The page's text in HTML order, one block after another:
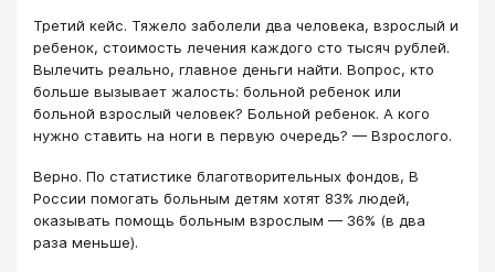
Третий кейс. Тяжело заболели два человека, взрослый и
ребенок, стоимость лечения каждого сто тысяч рублей.
Вылечить реально, главное деньги найти. Вопрос, кто
больше вызывает жалость: больной ребенок или
больной взрослый человек? Больной ребенок. А кого
нужно ставить на ноги в первую очередь? — Взрослого.
Верно. По статистике благотворительных фондов, В
России помогать больным детям хотят 83% людей,
оказывать помощь больным взрослым — 36% (в два
раза меньше).